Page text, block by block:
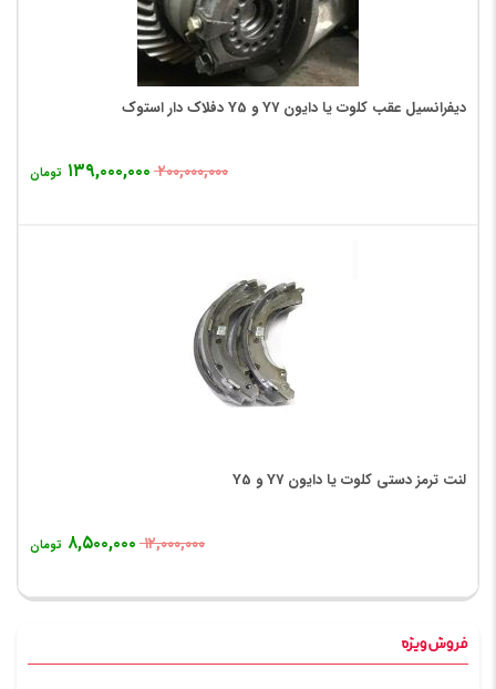
دیفرانسیل عقب کلوت یا دایون Y7 و Y5 دفلاک دار استوک
۲۰۰,۰۰۰,۰۰۰ ۱۳۹,۰۰۰,۰۰۰ تومان
لنت ترمز دستی کلوت یا دایون Y7 و Y5
۱۲,۰۰۰,۰۰۰ ۸,۵۰۰,۰۰۰ تومان